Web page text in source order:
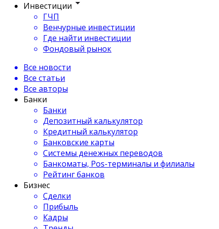
Инвестиции
ГЧП
Венчурные инвестиции
Где найти инвестиции
Фондовый рынок
Все новости
Все статьи
Все авторы
Банки
Банки
Депозитный калькулятор
Кредитный калькулятор
Банковские карты
Системы денежных переводов
Банкоматы, Pos-терминалы и филиалы
Рейтинг банков
Бизнес
Сделки
Прибыль
Кадры